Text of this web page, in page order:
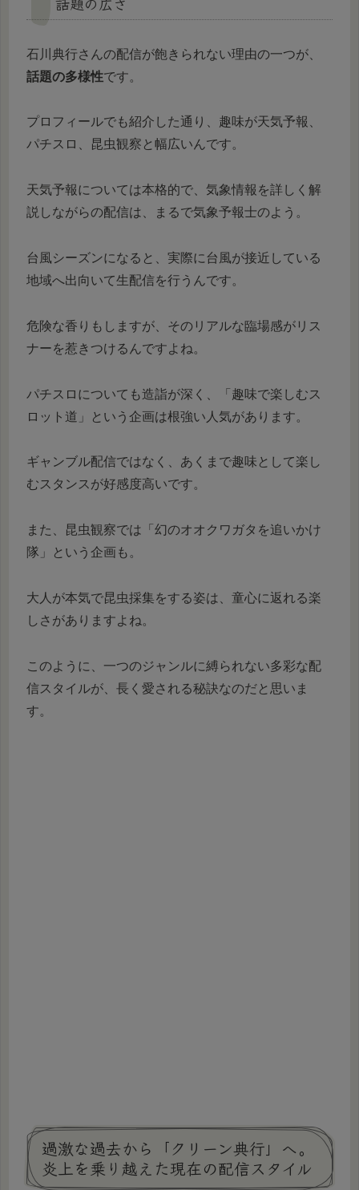
石川典行さんの配信が飽きられない理由の一つが、
話題の多様性です。
プロフィールでも紹介した通り、趣味が天気予報、
パチスロ、昆虫観察と幅広いんです。
天気予報については本格的で、気象情報を詳しく解
説しながらの配信は、まるで気象予報士のよう。
台風シーズンになると、実際に台風が接近している
地域へ出向いて生配信を行うんです。
危険な香りもしますが、そのリアルな臨場感がリス
ナーを惹きつけるんですよね。
パチスロについても造詣が深く、「趣味で楽しむス
ロット道」という企画は根強い人気があります。
ギャンブル配信ではなく、あくまで趣味として楽し
むスタンスが好感度高いです。
また、昆虫観察では「幻のオオクワガタを追いかけ
隊」という企画も。
大人が本気で昆虫採集をする姿は、童心に返れる楽
しさがありますよね。
このように、一つのジャンルに縛られない多彩な配
信スタイルが、長く愛される秘訣なのだと思いま
す。
過激な過去から「クリーン典行」へ。
炎上を乗り越えた現在の配信スタイル